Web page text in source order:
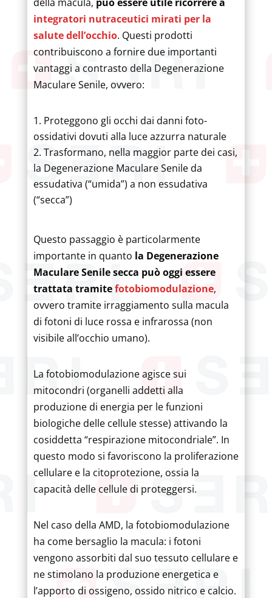
integratori nutraceutici mirati per la
salute dell’occhio. Questi prodotti
contribuiscono a fornire due importanti
vantaggi a contrasto della Degenerazione
Maculare Senile, ovvero:
Proteggono gli occhi dai danni foto-
ossidativi dovuti alla luce azzurra naturale
Trasformano, nella maggior parte dei casi,
la Degenerazione Maculare Senile da
essudativa (“umida”) a non essudativa
(“secca”)
Questo passaggio è particolarmente
importante in quanto la Degenerazione
Maculare Senile secca può oggi essere
trattata tramitefotobiomodulazione,
ovvero tramite irraggiamento sulla macula
di fotoni di luce rossa e infrarossa (non
visibile all’occhio umano).
La fotobiomodulazione agisce sui
mitocondri (organelli addetti alla
produzione di energia per le funzioni
biologiche delle cellule stesse) attivando la
cosiddetta “respirazione mitocondriale”. In
questo modo si favoriscono la proliferazione
cellulare e la citoprotezione, ossia la
capacità delle cellule di proteggersi.
Nel caso della AMD, la fotobiomodulazione
ha come bersaglio la macula: i fotoni
vengono assorbiti dal suo tessuto cellulare e
ne stimolano la produzione energetica e
l’apporto di ossigeno, ossido nitrico e calcio.